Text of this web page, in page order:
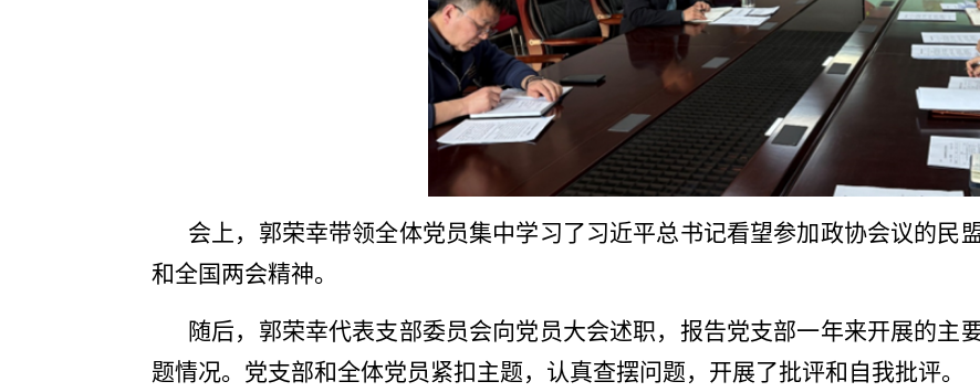
会上，郭荣幸带领全体党员集中学习了习近平总书记看望参加政协会议的民
和全国两会精神。
随后，郭荣幸代表支部委员会向党员大会述职，报告党支部一年来开展的主
题情况。党支部和全体党员紧扣主题，认真查摆问题，开展了批评和自我批评。